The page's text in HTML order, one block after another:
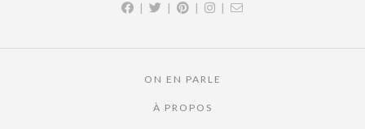
| | | |
ON EN PARLE
À PROPOS